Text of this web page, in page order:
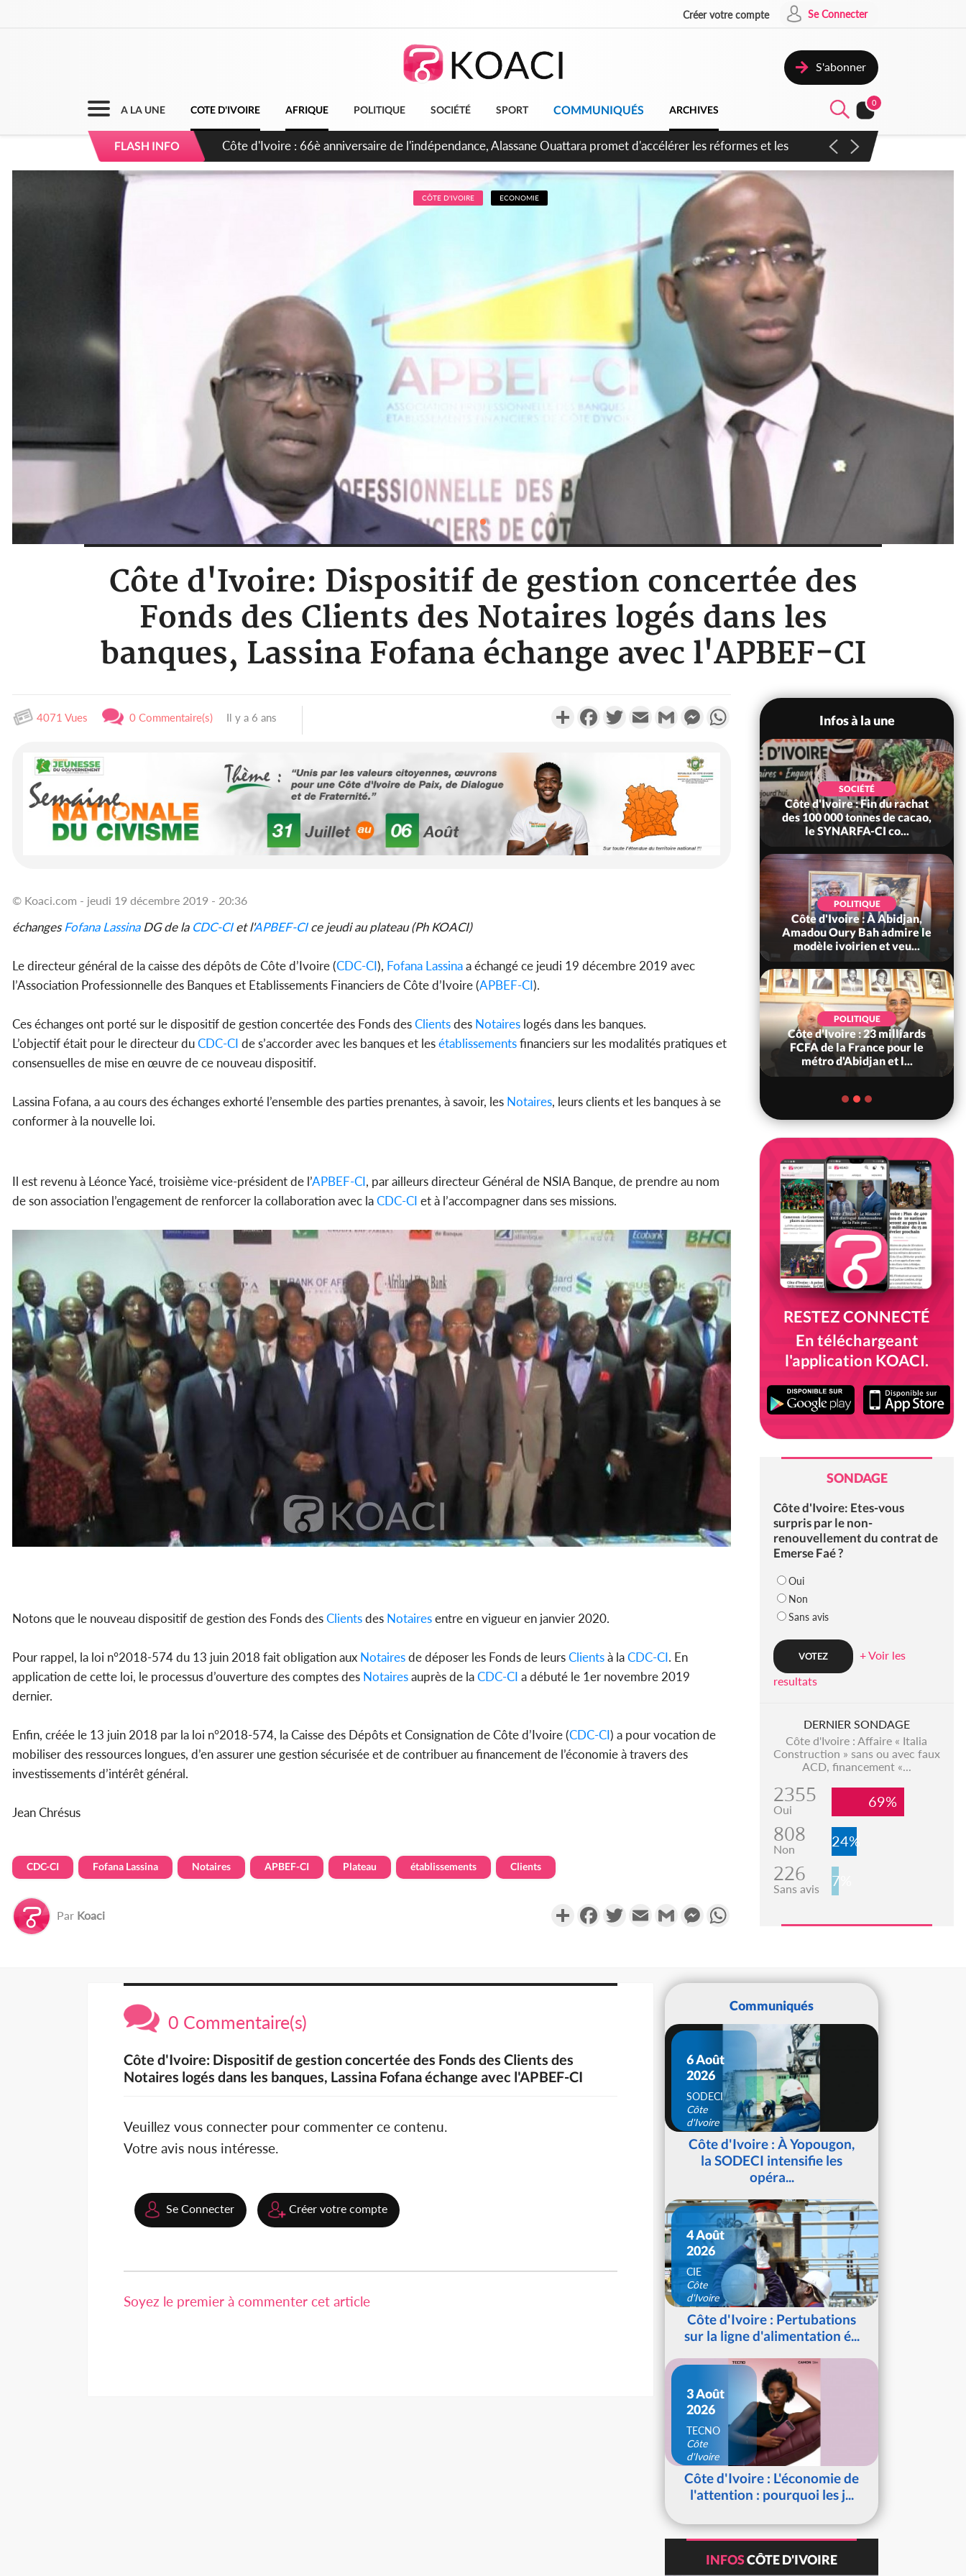
Créer votre compte Se Connecter
S'abonner
A LA UNE COTE D'IVOIRE AFRIQUE POLITIQUE SOCIÉTÉ SPORT COMMUNIQUÉS ARCHIVES
0
FLASH INFO
Côte d'Ivoire : À Abidjan, Amadou Oury Bah admire le modèle ivoirien et veut s'en inspirer pour accélérer le
développement de la Guinée
CÔTE D'IVOIRE ECONOMIE
Côte d'Ivoire: Dispositif de gestion concertée des
Fonds des Clients des Notaires logés dans les
banques, Lassina Fofana échange avec l'APBEF-CI
4071 Vues 0 Commentaire(s) Il y a 6 ans PartagerFacebookTwitterEmail Gmail MessengerWhatsApp
© Koaci.com - jeudi 19 décembre 2019 - 20:36
échangesFofana LassinaDG de la CDC-CIet l'APBEF-CIce jeudi au plateau (Ph KOACI)
Le directeur général de la caisse des dépôts de Côte d’Ivoire (CDC-CI), Fofana Lassinaa échangé ce jeudi 19 décembre 2019 avec
l’Association Professionnelle des Banques et Etablissements Financiers de Côte d’Ivoire (APBEF-CI).
Ces échanges ont porté sur le dispositif de gestion concertée des Fonds desClientsdes Notaires logés dans les banques.
L’objectif était pour le directeur duCDC-CI de s’accorder avec les banques et lesétablissementsfinanciers sur les modalités pratiques et
consensuelles de mise en œuvre de ce nouveau dispositif.
Lassina Fofana, a au cours des échanges exhorté l’ensemble des parties prenantes, à savoir, les Notaires, leurs clients et les banques à se
conformer à la nouvelle loi.
Il est revenu à Léonce Yacé, troisième vice-président de l’APBEF-CI, par ailleurs directeur Général de NSIA Banque, de prendre au nom
de son association l’engagement de renforcer la collaboration avec laCDC-CI et à l’accompagner dans ses missions.
Notons que le nouveau dispositif de gestion des Fonds desClientsdes Notairesentre en vigueur en janvier 2020.
Pour rappel, la loi n°2018-574 du 13 juin 2018 fait obligation aux Notairesde déposer les Fonds de leursClientsà laCDC-CI. En
application de cette loi, le processus d’ouverture des comptes des Notairesauprès de laCDC-CI a débuté le 1er novembre 2019
dernier.
Enfin, créée le 13 juin 2018 par la loi n°2018-574, la Caisse des Dépôts et Consignation de Côte d’Ivoire (CDC-CI) a pour vocation de
mobiliser des ressources longues, d’en assurer une gestion sécurisée et de contribuer au financement de l’économie à travers des
investissements d’intérêt général.
Jean Chrésus
CDC-CI Fofana Lassina Notaires APBEF-CI Plateau établissements Clients
Par Koaci PartagerFacebookTwitterEmail Gmail Messenger
Infos à la une
POLITIQUE
Côte d'Ivoire : Fête nationale,
Alassane Ouattara accorde
la grâce à 4 661...
Côte d'Ivoire : Décrispation ?
Mamadou Traoré ex
SOCIÉTÉ
Côte d'Ivoire : Fin du rachat
des 100 000 tonnes de cacao,
le SYNARFA-CI co...
POLITIQUE
Côte d'Ivoire : À Abidjan,
Amadou Oury Bah admire le
modèle ivoirien et veu...
POLITIQUE
Côte d'Ivoire : 23 milliards
FCFA de la France pour le
métro d'Abidjan et l...
RESTEZ CONNECTÉ
En téléchargeant
l'application KOACI.
SONDAGE
Côte d'Ivoire: Etes-vous
surpris par le non-
renouvellement du contrat de
Emerse Faé ?
Oui
Non
Sans avis
+ Voir les
resultats
DERNIER SONDAGE
Côte d'Ivoire : Affaire « Italia
Construction » sans ou avec faux
ACD, financement «...
2355
Oui 69%
808
Non 24%
226
Sans avis 7%
0 Commentaire(s)
Côte d'Ivoire: Dispositif de gestion concertée des Fonds des Clients des
Notaires logés dans les banques, Lassina Fofana échange avec l'APBEF-CI
Veuillez vous connecter pour commenter ce contenu.
Votre avis nous intéresse.
Se Connecter Créer votre compte
Soyez le premier à commenter cet article
Communiqués
6 Août
2026
SODECI
Côte
d'Ivoire
Côte d'Ivoire : À Yopougon,
la SODECI intensifie les
opéra...
4 Août
2026
CIE
Côte
d'Ivoire
Côte d'Ivoire : Pertubations
sur la ligne d'alimentation é...
3 Août
2026
TECNO
Côte
d'Ivoire
Côte d'Ivoire : L'économie de
l'attention : pourquoi les j...
INFOSCÔTE D'IVOIRE